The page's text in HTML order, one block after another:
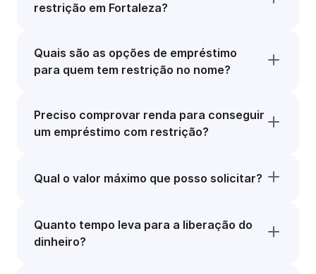
restrição em Fortaleza?
Quais são as opções de empréstimo
para quem tem restrição no nome?
Preciso comprovar renda para conseguir
um empréstimo com restrição?
Qual o valor máximo que posso solicitar?
Quanto tempo leva para a liberação do
dinheiro?